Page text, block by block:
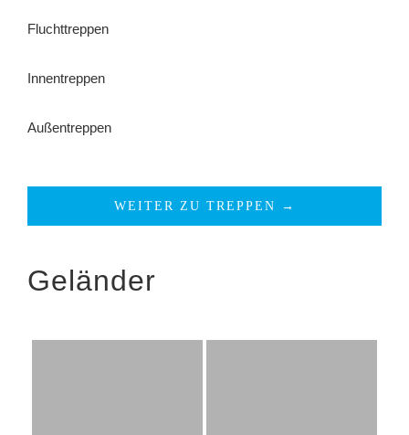
Fluchttreppen
Innentreppen
Außentreppen
WEITER ZU TREPPEN →
Geländer